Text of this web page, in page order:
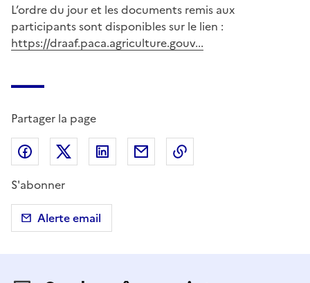
L’ordre du jour et les documents remis aux
participants sont disponibles sur le lien :
https://draaf.paca.agriculture.gouv...
Partager la page
Partager sur Facebook
Partager sur X (anciennement Twitter)
Partager sur LinkedIn
Partager par email
S'abonner
Alerte email